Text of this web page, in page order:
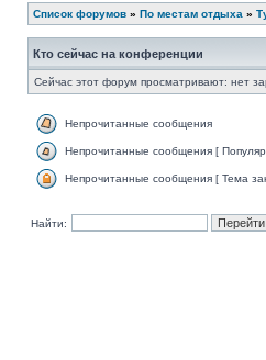
Список форумов » По местам отдыха »
Кто сейчас на конференции
Сейчас этот форум просматривают: нет
Непрочитанные сообщения
Непрочитанные сообщения [
Непрочитанные сообщения [ Тема
Найти: